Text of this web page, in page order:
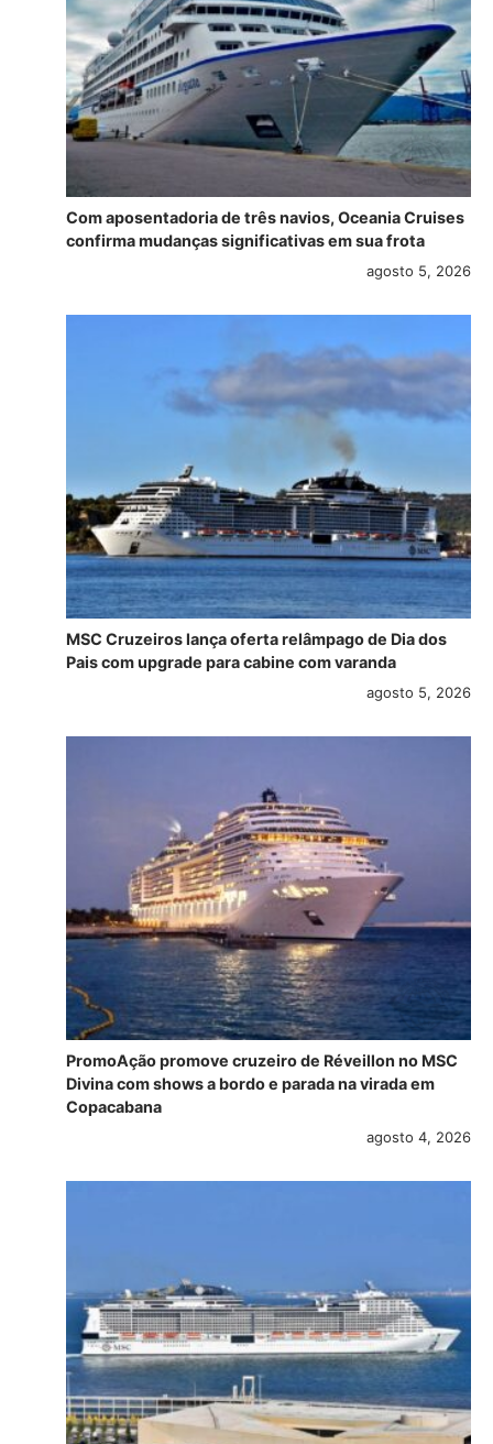
Com aposentadoria de três navios, Oceania Cruises
confirma mudanças significativas em sua frota
agosto 5, 2026
MSC Cruzeiros lança oferta relâmpago de Dia dos
Pais com upgrade para cabine com varanda
agosto 5, 2026
PromoAção promove cruzeiro de Réveillon no MSC
Divina com shows a bordo e parada na virada em
Copacabana
agosto 4, 2026